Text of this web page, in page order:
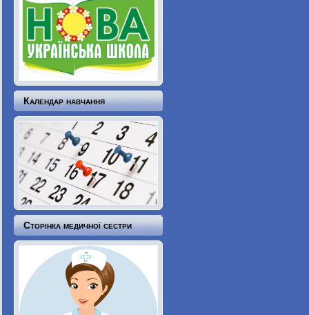
Календар навчання
Сторінка медичної сестри